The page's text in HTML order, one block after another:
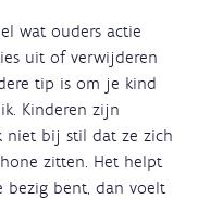
wat ouders actie
uit of verwijderen
tip is om je kind
Kinderen zijn
niet bij stil dat ze zich
zitten. Het helpt
bent, dan voelt